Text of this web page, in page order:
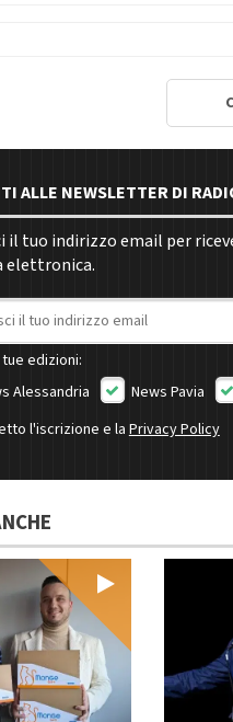
ALLE NEWSLETTER DI
il tuo indirizzo email per
elettronica.
email
edizioni:
Alessandria
News Pavia
l'iscrizione e laPrivacy Policy